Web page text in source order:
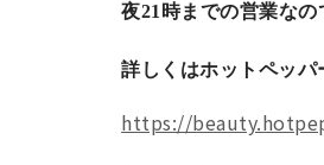
夜21時までの営業な
詳しくはホットペッパ
https://